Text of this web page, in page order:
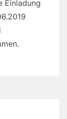
Einladung